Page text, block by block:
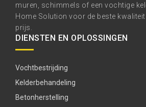
muren, schimmels of een vochtige
Home Solution voor de beste
prijs.
DIENSTEN EN OPLOSSINGEN
Vochtbestrijding
Kelderbehandeling
Betonherstelling